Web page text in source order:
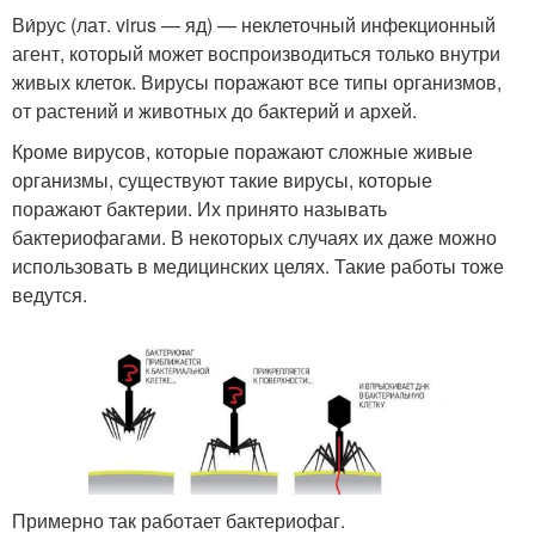
Ви́рус (лат. virus — яд) — неклеточный инфекционный
агент, который может воспроизводиться только внутри
живых клеток. Вирусы поражают все типы организмов,
от растений и животных до бактерий и архей.
Кроме вирусов, которые поражают сложные живые
организмы, существуют такие вирусы, которые
поражают бактерии. Их принято называть
бактериофагами. В некоторых случаях их даже можно
использовать в медицинских целях. Такие работы тоже
ведутся.
Примерно так работает бактериофаг.